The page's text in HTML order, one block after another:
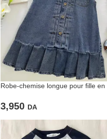
Robe-chemise longue pour fille en
3,950 DA